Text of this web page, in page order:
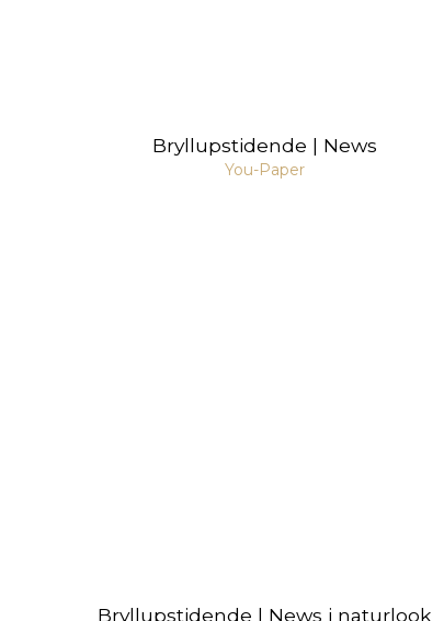
Bryllupstidende | News
You-Paper
Bryllupstidende | News i naturlook